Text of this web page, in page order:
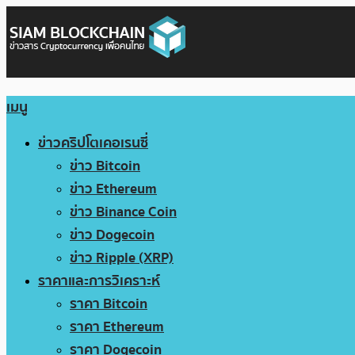
เมนู
ข่าวคริปโตเคอเรนซี่
ข่าว Bitcoin
ข่าว Ethereum
ข่าว Binance Coin
ข่าว Dogecoin
ข่าว Ripple (XRP)
ราคาและการวิเคราะห์
ราคา Bitcoin
ราคา Ethereum
ราคา Dogecoin